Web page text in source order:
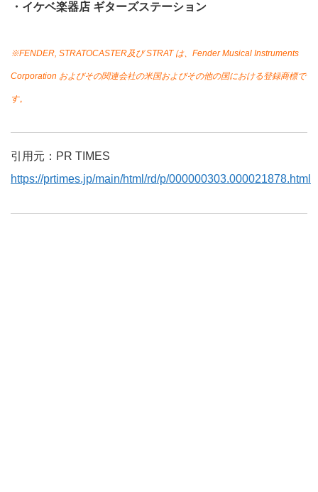
・イケベ楽器店 ギターズステーション
※FENDER, STRATOCASTER及び STRAT は、Fender Musical Instruments
Corporation およびその関連会社の米国およびその他の国における登録商標で
す。
引用元：PR TIMES
https://prtimes.jp/main/html/rd/p/000000303.000021878.html